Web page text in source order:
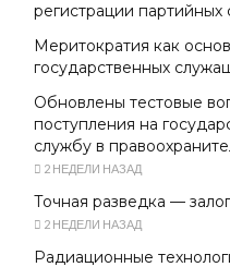
регистрации партийных
Меритократия как
государственных
Обновлены тестовые
поступления на
службу в
2 НЕДЕЛИ НАЗАД
Точная разведка —
2 НЕДЕЛИ НАЗАД
Радиационные